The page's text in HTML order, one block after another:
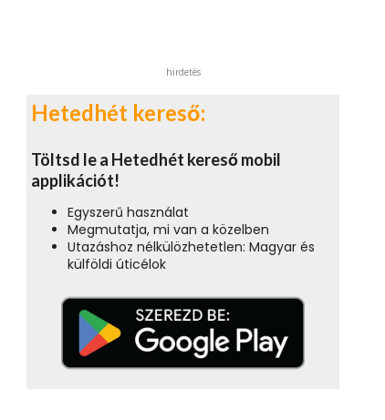
hirdetés
Hetedhét kereső:
Töltsd le a Hetedhét kereső mobil
applikációt!
Egyszerű használat
Megmutatja, mi van a közelben
Utazáshoz nélkülözhetetlen: Magyar és
külföldi úticélok